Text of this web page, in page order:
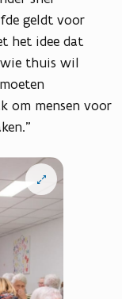
geldt voor
het idee dat
thuis wil
om mensen voor
Open
vergrote
weergave